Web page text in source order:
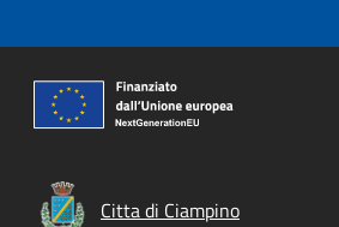
Citta di Ciampino